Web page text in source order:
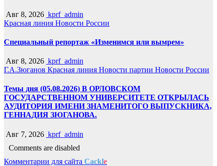
Авг 8, 2026 kprf_admin
Красная линия Новости России
Специальный репортаж «Изменимся или вымрем»
Авг 8, 2026 kprf_admin
Г.А.Зюганов Красная линия Новости партии Новости России
Темы дня (05.08.2026) В ОРЛОВСКОМ
ГОСУДАРСТВЕННОМ УНИВЕРСИТЕТЕ ОТКРЫЛАСЬ
АУДИТОРИЯ ИМЕНИ ЗНАМЕНИТОГО ВЫПУСКНИКА,
ГЕННАДИЯ ЗЮГАНОВА.
Авг 7, 2026 kprf_admin
Comments are disabled
Комментарии для сайта Cackle